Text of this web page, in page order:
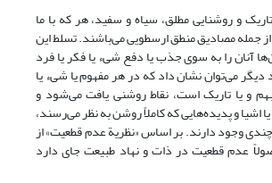
و روشنایی مطلق، سیاه و سفید، هر که با ما
جمله مصادیق منطق ارسطویی می‌باشند. تسلط این
آنان را به سوی جذب یا دفع شی‌ء یا فکر یا فرد
می‌توان نشان داد که در هر مفهوم یا شی‌ء یا
و یا تاریک است، نقاط روشنی یافت می‌شود و
و پدیده‌هایی که کاملاً روشن به نظر می‌رسند،
چندی وجود دارند. بر اساس «نظریة عدم قطعیت» از
عدم قطعیت در ذات و نهاد طبیعت جای دارد